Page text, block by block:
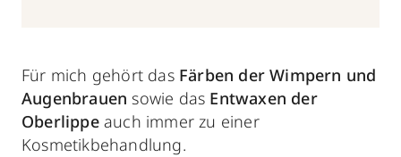
Für mich gehört das Färben der Wimpern und
Augenbrauen sowie das Entwaxen der
Oberlippeauch immer zu einer
Kosmetikbehandlung.